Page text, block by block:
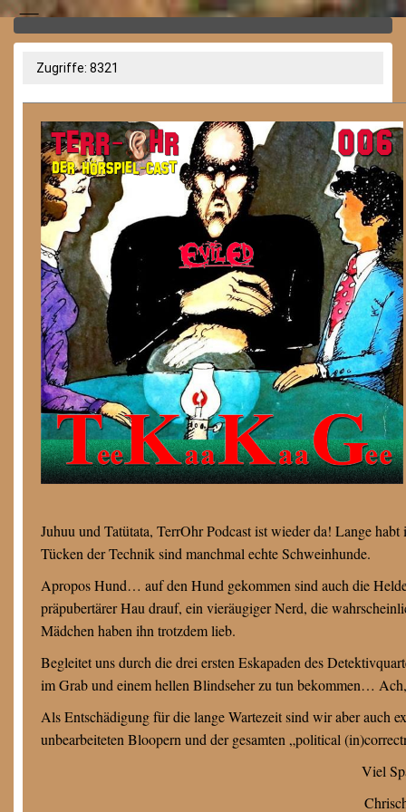
Zugriffe: 8321
Juhuu und Tatütata, TerrOhr Podcast ist wieder da! Lange
Tücken der Technik sind manchmal echte Schweinhunde.
Apropos Hund… auf den Hund gekommen sind auch die
präpubertärer Hau drauf, ein vieräugiger Nerd, die
Mädchen haben ihn trotzdem lieb.
Begleitet uns durch die drei ersten Eskapaden des
im Grab und einem hellen Blindseher zu tun bekommen…
Als Entschädigung für die lange Wartezeit sind wir aber
unbearbeiteten Bloopern und der gesamten „political
Viel